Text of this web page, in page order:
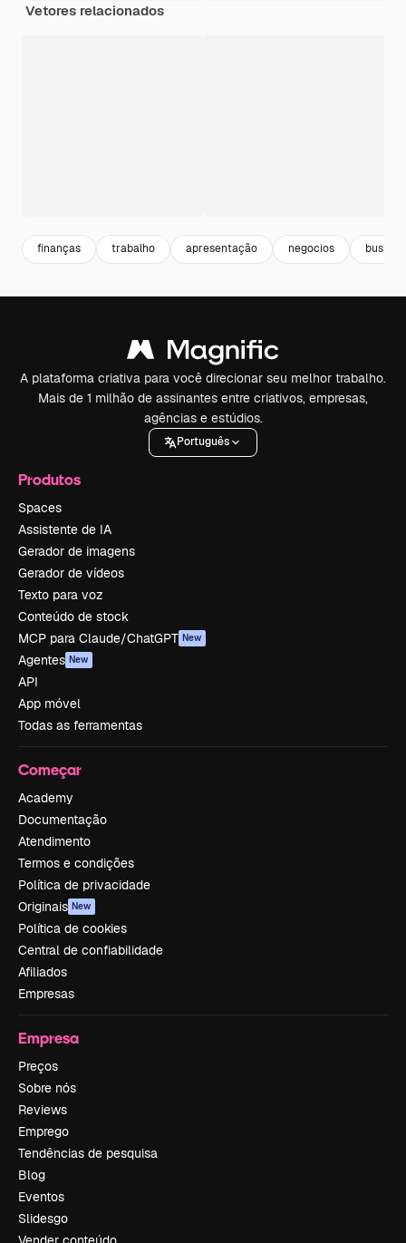
Vetores relacionados
finanças trabalho apresentação negocios
A plataforma criativa para você direcionar seu melhor trabalho.
Mais de 1 milhão de assinantes entre criativos, empresas,
agências e estúdios.
Português
Produtos
Spaces
Assistente de IA
Gerador de imagens
Gerador de vídeos
Texto para voz
Conteúdo de stock
MCP para Claude/ChatGPT New
Agentes New
API
App móvel
Todas as ferramentas
Começar
Academy
Documentação
Atendimento
Termos e condições
Política de privacidade
Originais New
Política de cookies
Central de confiabilidade
Afiliados
Empresas
Empresa
Preços
Sobre nós
Reviews
Emprego
Tendências de pesquisa
Blog
Eventos
Slidesgo